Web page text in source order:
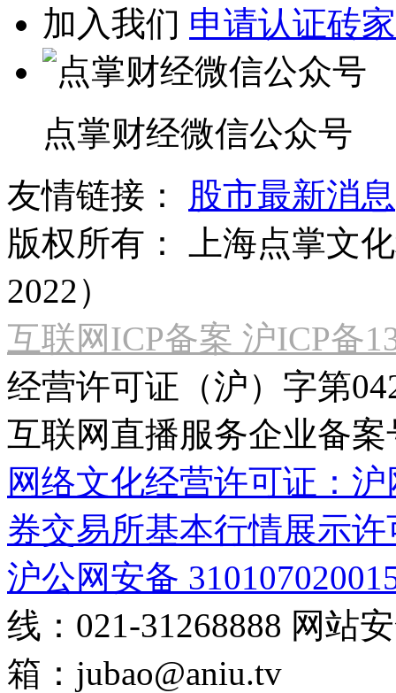
加入我们 申请认证砖家
点掌财经微信公众号
友情链接：
股市最新消息
版权所有：
上海点掌文
2022）
互联网ICP备案 沪ICP备
经营许可证（沪）字第
互联网直播服务企业备案
网络文化经营许可证：
券交易所基本行情展示许
沪公网安备
线：021-31268888 网站
箱： jubao@aniu.tv